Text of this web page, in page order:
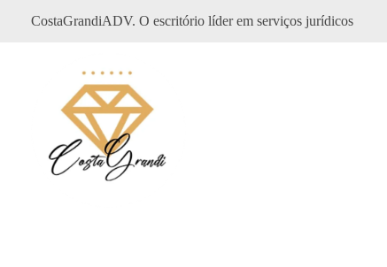
CostaGrandiADV. O escritório líder em serviços jurídicos